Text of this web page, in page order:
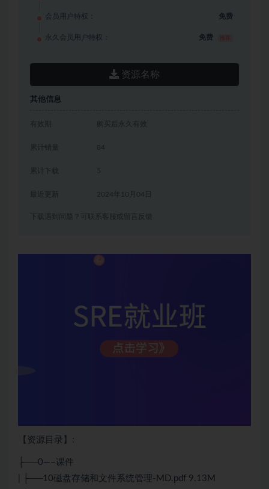
会员用户特权： 免费
永久会员用户特权： 免费
资源名称
其他信息
有效期 购买后永久有效
累计销量 84
累计下载 5
2024年10月04日
下载遇到问题？可联系客服或留言反馈
【资源目录】:
├──0—–课件
| ├──10磁盘存储和文件系统管理-MD.pdf 9.13M